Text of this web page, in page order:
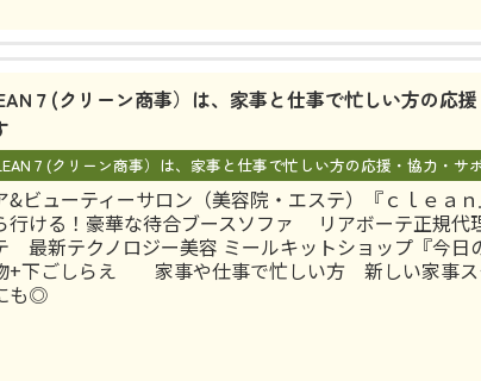
７(クリーン商事）は、家事と仕事で忙しい方の応
７(クリーン商事）は、家事と仕事で忙しい方の応援・協力・サ
&ビューティーサロン（美容院・エステ）『ｃｌｅａ
行ける！豪華な待合ブースソファ リアボーテ正規
最新テクノロジー美容 ミールキットショップ『今日
+下ごしらえ 家事や仕事で忙しい方 新しい家事
も◎